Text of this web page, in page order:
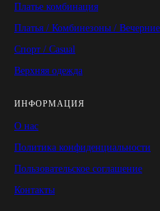
Платье комбинация
Платья / Комбинезоны /
Спорт / Casual
Верхняя одежда
ИНФОРМАЦИЯ
О нас
Политика конфиденциальности
Пользовательское соглашение
Контакты